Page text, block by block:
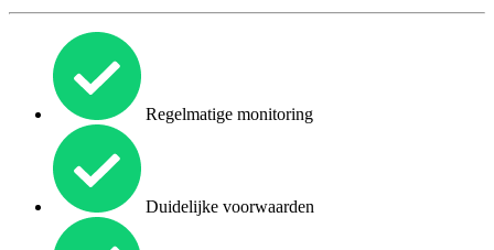
Regelmatige monitoring
Duidelijke voorwaarden